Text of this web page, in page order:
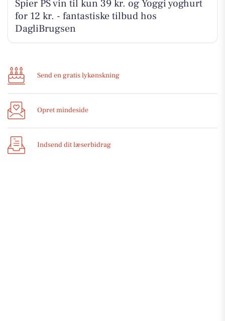
Spier PS vin til kun 39 kr. og Yoggi yoghurt
for 12 kr. - fantastiske tilbud hos
DagliBrugsen
Send en gratis lykønskning
Opret mindeside
Indsend dit læserbidrag